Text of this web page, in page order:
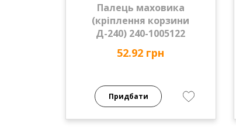
Палець маховика
(кріплення корзини
Д-240) 240-1005122
52.92 грн
Придбати